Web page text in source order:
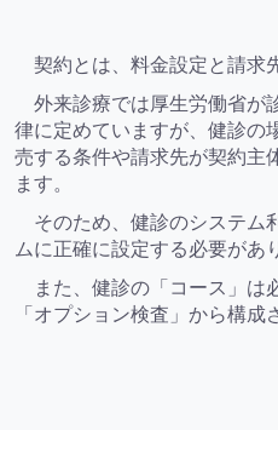
契約とは、料金設定と請求
外来診療では厚生労働省が
律に定めていますが、健診の
売する条件や請求先が契約主
ます。
そのため、健診のシステム
ムに正確に設定する必要があ
また、健診の「コース」は
「オプション検査」から構成